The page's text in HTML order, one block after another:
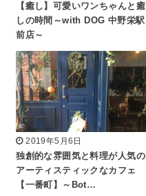
【癒し】可愛いワンちゃんと癒
しの時間～with DOG 中野栄駅
前店～
2019年5月6日
独創的な雰囲気と料理が人気の
アーティスティックなカフェ
【一番町】～Bot…